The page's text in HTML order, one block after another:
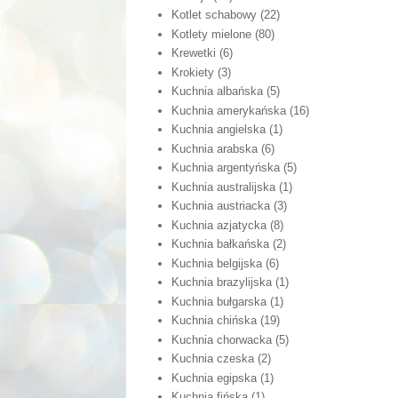
Kotlet schabowy (22)
Kotlety mielone (80)
Krewetki (6)
Krokiety (3)
Kuchnia albańska (5)
Kuchnia amerykańska (16)
Kuchnia angielska (1)
Kuchnia arabska (6)
Kuchnia argentyńska (5)
Kuchnia australijska (1)
Kuchnia austriacka (3)
Kuchnia azjatycka (8)
Kuchnia bałkańska (2)
Kuchnia belgijska (6)
Kuchnia brazylijska (1)
Kuchnia bułgarska (1)
Kuchnia chińska (19)
Kuchnia chorwacka (5)
Kuchnia czeska (2)
Kuchnia egipska (1)